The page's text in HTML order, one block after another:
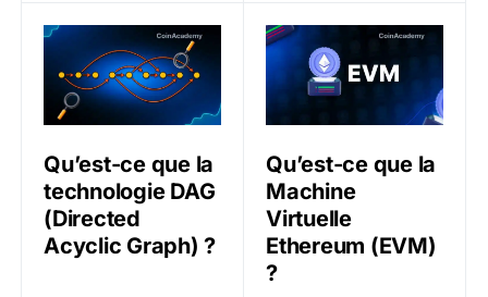
Qu’est-ce que la technologie DAG (Directed Acyclic
Qu’est-ce que la
technologie DAG
(Directed
Acyclic Graph) ?
Qu’est-ce que la Machine
Qu’est-ce que la
Machine
Virtuelle
Ethereum (EVM)
?